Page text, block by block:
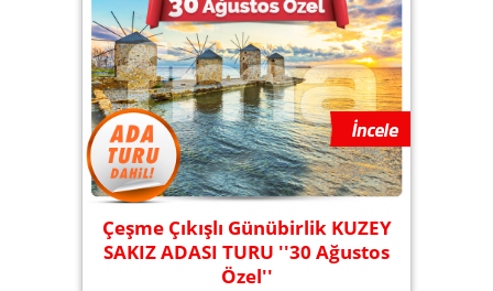
Çeşme Çıkışlı Günübirlik KUZEY
SAKIZ ADASI TURU ''30 Ağustos
Özel''